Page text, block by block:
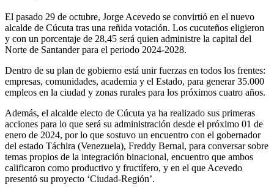
El pasado 29 de octubre, Jorge Acevedo se convirtió en el nuevo
alcalde de Cúcuta tras una reñida votación. Los cucuteños eligieron
y con un porcentaje de 28,45 será quien administre la capital del
Norte de Santander para el periodo 2024-2028.
Dentro de su plan de gobierno está unir fuerzas en todos los frentes:
empresas, comunidades, academia y el Estado, para generar 35.000
empleos en la ciudad y zonas rurales para los próximos cuatro años.
Además, el alcalde electo de Cúcuta ya ha realizado sus primeras
acciones para lo que será su administración desde el próximo 01 de
enero de 2024, por lo que sostuvo un encuentro con el gobernador
del estado Táchira (Venezuela), Freddy Bernal, para conversar sobre
temas propios de la integración binacional, encuentro que ambos
calificaron como productivo y fructífero, y en el que Acevedo
presentó su proyecto ‘Ciudad-Región’.